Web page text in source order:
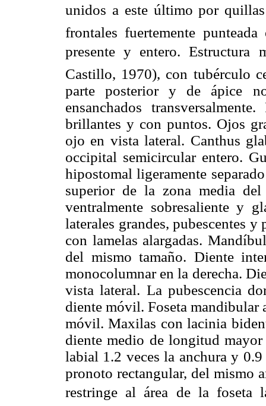
unidos a este último por
frontales fuertemente
presente y entero. Estructura
Castillo, 1970), con tubérculo
parte posterior y de ápice
ensanchados
brillantes y con puntos. Ojos
ojo en vista lateral. Canthus
occipital semicircular entero.
hipostomal ligeramente
superior de la zona media
ventralmente sobresaliente y
laterales grandes, pubescentes
con lamelas alargadas.
del mismo tamaño. Diente
monocolumnar en la derecha.
vista lateral. La pubescencia
diente móvil. Foseta mandibular
móvil. Maxilas con lacinia
diente medio de longitud
labial 1.2 veces la anchura y
pronoto rectangular, del mismo
restringe al área de la foseta